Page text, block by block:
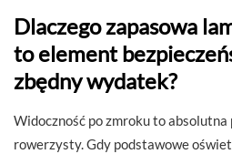
Dlaczego zapasowa
to element
zbędny wydatek?
Widoczność po zmroku to
rowerzysty. Gdy podstawowe